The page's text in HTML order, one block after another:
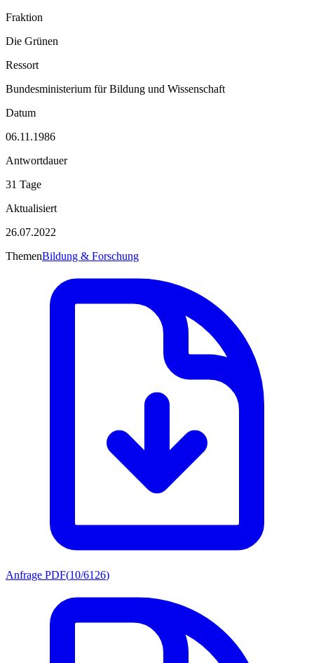
Fraktion
Die Grünen
Ressort
Bundesministerium für Bildung und Wissenschaft
Datum
06.11.1986
Antwortdauer
31 Tage
Aktualisiert
26.07.2022
ThemenBildung & Forschung
Anfrage PDF(10/6126)